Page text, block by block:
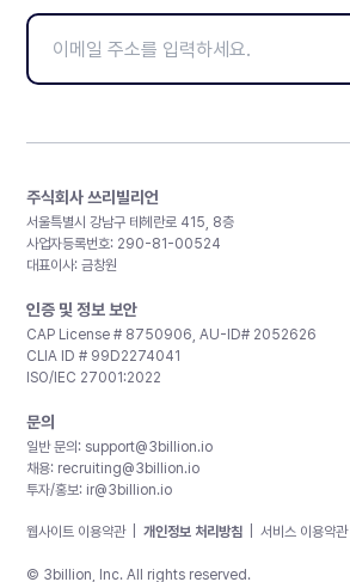
주식회사 쓰리빌리언
서울특별시 강남구 테헤란로 415, 8층
사업자등록번호: 290-81-00524
대표이사: 금창원
인증 및 정보 보안
CAP License # 8750906, AU-ID# 2052626
CLIA ID # 99D2274041
ISO/IEC 27001:2022
문의
일반 문의: support@3billion.io
채용: recruiting@3billion.io
투자/홍보: ir@3billion.io
웹사이트 이용약관 개인정보 처리방침 서비스 이용약관
© 3billion, Inc. All rights reserved.